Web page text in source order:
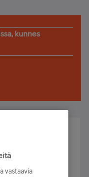
kunnes
arvonnassa.
vastaavia